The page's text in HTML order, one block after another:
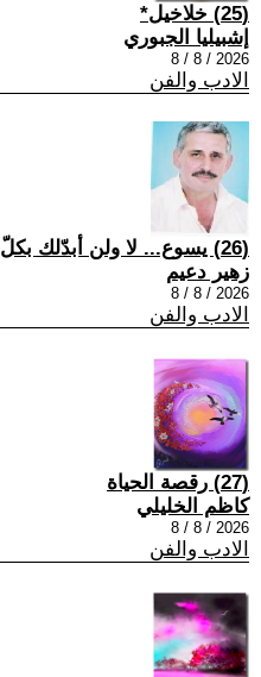
(25) خلاخيل*
إشبيليا الجبوري
2026 / 8 / 8
الادب والفن
(26) يسوع... لا ولن أبدّلك بكلّ مجد الدنيا
زهير دعيم
2026 / 8 / 8
الادب والفن
(27) رقصة الحياة
كاظم الخليلي
2026 / 8 / 8
الادب والفن